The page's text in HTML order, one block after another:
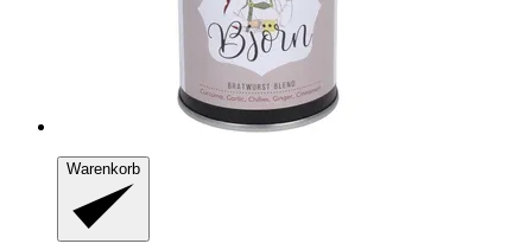
Warenkorb